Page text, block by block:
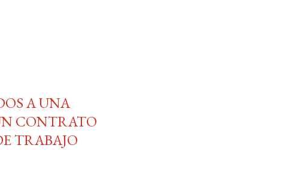
A UNA
CONTRATO
TRABAJO